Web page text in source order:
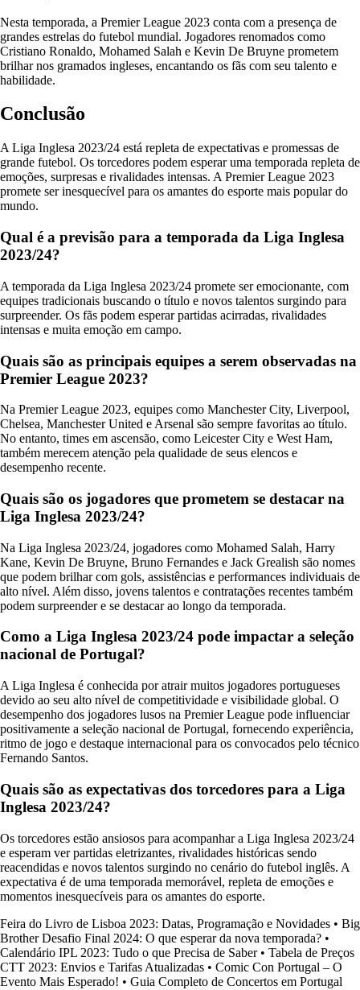
Nesta temporada, a Premier League 2023 conta com a presença de
grandes estrelas do futebol mundial. Jogadores renomados como
Cristiano Ronaldo, Mohamed Salah e Kevin De Bruyne prometem
brilhar nos gramados ingleses, encantando os fãs com seu talento e
habilidade.
Conclusão
A Liga Inglesa 2023/24 está repleta de expectativas e promessas de
grande futebol. Os torcedores podem esperar uma temporada repleta de
emoções, surpresas e rivalidades intensas. A Premier League 2023
promete ser inesquecível para os amantes do esporte mais popular do
mundo.
Qual é a previsão para a temporada da Liga Inglesa
2023/24?
A temporada da Liga Inglesa 2023/24 promete ser emocionante, com
equipes tradicionais buscando o título e novos talentos surgindo para
surpreender. Os fãs podem esperar partidas acirradas, rivalidades
intensas e muita emoção em campo.
Quais são as principais equipes a serem observadas na
Premier League 2023?
Na Premier League 2023, equipes como Manchester City, Liverpool,
Chelsea, Manchester United e Arsenal são sempre favoritas ao título.
No entanto, times em ascensão, como Leicester City e West Ham,
também merecem atenção pela qualidade de seus elencos e
desempenho recente.
Quais são os jogadores que prometem se destacar na
Liga Inglesa 2023/24?
Na Liga Inglesa 2023/24, jogadores como Mohamed Salah, Harry
Kane, Kevin De Bruyne, Bruno Fernandes e Jack Grealish são nomes
que podem brilhar com gols, assistências e performances individuais de
alto nível. Além disso, jovens talentos e contratações recentes também
podem surpreender e se destacar ao longo da temporada.
Como a Liga Inglesa 2023/24 pode impactar a seleção
nacional de Portugal?
A Liga Inglesa é conhecida por atrair muitos jogadores portugueses
devido ao seu alto nível de competitividade e visibilidade global. O
desempenho dos jogadores lusos na Premier League pode influenciar
positivamente a seleção nacional de Portugal, fornecendo experiência,
ritmo de jogo e destaque internacional para os convocados pelo técnico
Fernando Santos.
Quais são as expectativas dos torcedores para a Liga
Inglesa 2023/24?
Os torcedores estão ansiosos para acompanhar a Liga Inglesa 2023/24
e esperam ver partidas eletrizantes, rivalidades históricas sendo
reacendidas e novos talentos surgindo no cenário do futebol inglês. A
expectativa é de uma temporada memorável, repleta de emoções e
momentos inesquecíveis para os amantes do esporte.
Feira do Livro de Lisboa 2023: Datas, Programação e Novidades • Big
Brother Desafio Final 2024: O que esperar da nova temporada? •
Calendário IPL 2023: Tudo o que Precisa de Saber• Tabela de Preços
CTT 2023: Envios e Tarifas Atualizadas • Comic Con Portugal – O
Evento Mais Esperado! • Guia Completo de Concertos em Portugal